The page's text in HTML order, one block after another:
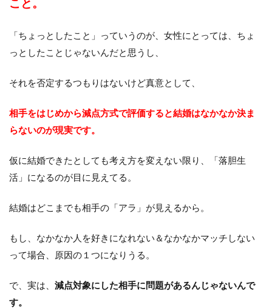
こと。
「ちょっとしたこと」っていうのが、女性にとっては、ちょ
っとしたことじゃないんだと思うし、
それを否定するつもりはないけど真意として、
相手をはじめから減点方式で評価すると結婚はなかなか決ま
らないのが現実です。
仮に結婚できたとしても考え方を変えない限り、「落胆生
活」になるのが目に見えてる。
結婚はどこまでも相手の「アラ」が見えるから。
もし、なかなか人を好きになれない＆なかなかマッチしない
って場合、原因の１つになりうる。
で、実は、 減点対象にした相手に問題があるんじゃないんで
す。